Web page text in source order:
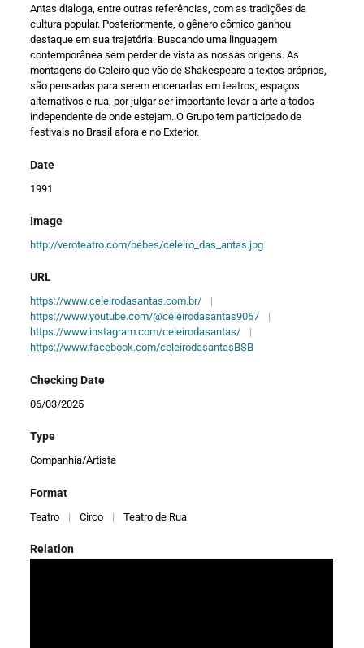
Antas dialoga, entre outras referências, com as tradições da
cultura popular. Posteriormente, o gênero cômico ganhou
destaque em sua trajetória. Buscando uma linguagem
contemporânea sem perder de vista as nossas origens. As
montagens do Celeiro que vão de Shakespeare a textos próprios,
são pensadas para serem encenadas em teatros, espaços
alternativos e rua, por julgar ser importante levar a arte a todos
independente de onde estejam. O Grupo tem participado de
festivais no Brasil afora e no Exterior.
Date
1991
Image
http://veroteatro.com/bebes/celeiro_das_antas.jpg
URL
https://www.celeirodasantas.com.br/
|
https://www.youtube.com/@celeirodasantas9067
|
https://www.instagram.com/celeirodasantas/
|
https://www.facebook.com/celeirodasantasBSB
Checking Date
06/03/2025
Type
Companhia/Artista
Format
Teatro | Circo | Teatro de Rua
Relation